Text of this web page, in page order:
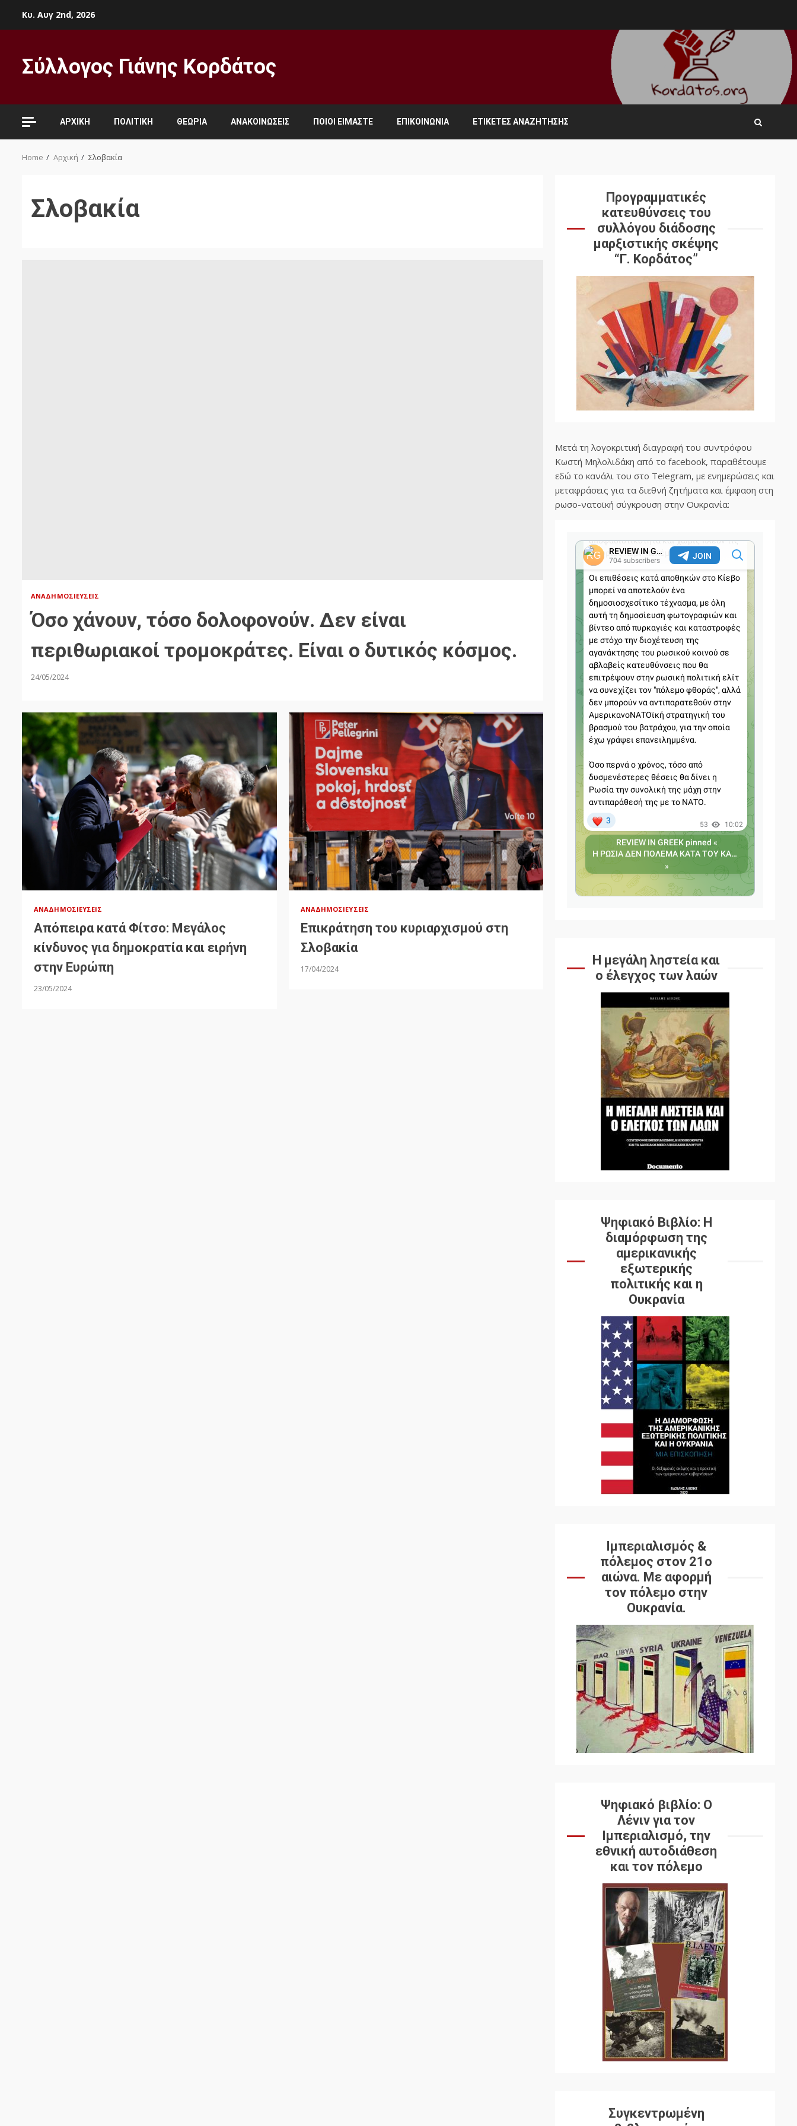
Κυ. Αυγ 2nd, 2026
Σύλλογος Γιάνης Κορδάτος
ΑΡΧΙΚΉ ΠΟΛΙΤΙΚΉ ΘΕΩΡΊΑ ΑΝΑΚΟΙΝΏΣΕΙΣ ΠΟΙΟΙ ΕΊΜΑΣΤΕ ΕΠΙΚΟΙΝΩΝΊΑ ΕΤΙΚΈΤΕΣ ΑΝΑΖΉΤΗΣΗΣ
Home Αρχική Σλοβακία
Σλοβακία
ΑΝΑΔΗΜΟΣΙΕΎΣΕΙΣ
Όσο χάνουν, τόσο δολοφονούν. Δεν είναι
περιθωριακοί τρομοκράτες. Είναι ο δυτικός κόσμος.
24/05/2024
ΑΝΑΔΗΜΟΣΙΕΎΣΕΙΣ
Απόπειρα κατά Φίτσο: Μεγάλος
κίνδυνος για δημοκρατία και ειρήνη
στην Ευρώπη
23/05/2024
ΑΝΑΔΗΜΟΣΙΕΎΣΕΙΣ
Επικράτηση του κυριαρχισμού στη
Σλοβακία
17/04/2024
Προγραμματικές
κατευθύνσεις του
συλλόγου διάδοσης
μαρξιστικής σκέψης
“Γ. Κορδάτος”
Μετά τη λογοκριτική διαγραφή του συντρόφου
Κωστή Μηλολιδάκη από το facebook, παραθέτουμε
εδώ το κανάλι του στο Telegram, με ενημερώσεις και
μεταφράσεις για τα διεθνή ζητήματα και έμφαση στη
ρωσο-νατοϊκή σύγκρουση στην Ουκρανία:
Η μεγάλη ληστεία και
ο έλεγχος των λαών
Ψηφιακό Βιβλίο: Η
διαμόρφωση της
αμερικανικής
εξωτερικής
πολιτικής και η
Ουκρανία
Ιμπεριαλισμός &
πόλεμος στον 21ο
αιώνα. Mε αφορμή
τον πόλεμο στην
Ουκρανία.
Ψηφιακό βιβλίο: Ο
Λένιν για τον
Ιμπεριαλισμό, την
εθνική αυτοδιάθεση
και τον πόλεμο
Συγκεντρωμένη